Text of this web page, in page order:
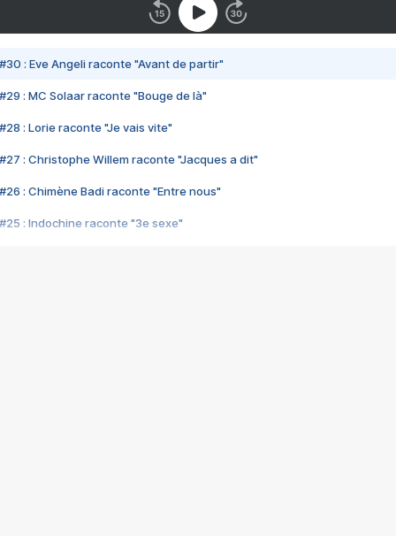
#30 : Eve Angeli raconte "Avant de partir"
#29 : MC Solaar raconte "Bouge de là"
#28 : Lorie raconte "Je vais vite"
#27 : Christophe Willem raconte "Jacques a dit"
#26 : Chimène Badi raconte "Entre nous"
#25 : Indochine raconte "3e sexe"